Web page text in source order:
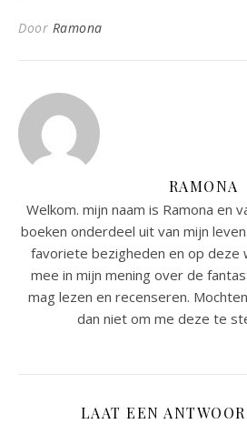
Door Ramona
RAMONA
Welkom. mijn naam is Ramona en
boeken onderdeel uit van mijn
favoriete bezigheden en op deze
mee in mijn mening over de
mag lezen en recenseren.
dan niet om me deze te
LAAT EEN